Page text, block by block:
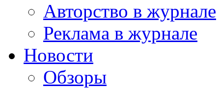
Авторство в журнале
Реклама в журнале
Новости
Обзоры